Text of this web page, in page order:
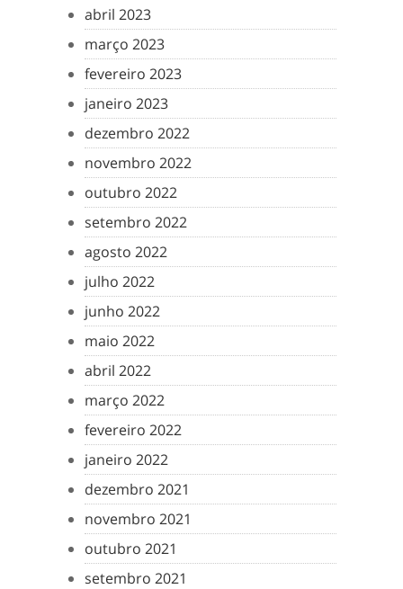
abril 2023
março 2023
fevereiro 2023
janeiro 2023
dezembro 2022
novembro 2022
outubro 2022
setembro 2022
agosto 2022
julho 2022
junho 2022
maio 2022
abril 2022
março 2022
fevereiro 2022
janeiro 2022
dezembro 2021
novembro 2021
outubro 2021
setembro 2021